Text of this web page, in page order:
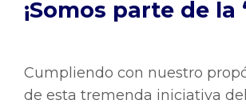
¡Somos parte de la
Cumpliendo con nuestro
de esta tremenda iniciativa del